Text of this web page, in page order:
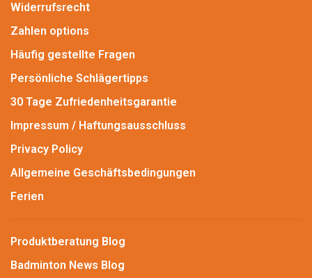
Widerrufsrecht
Zahlen options
Häufig gestellte Fragen
Persönliche Schlägertipps
30 Tage Zufriedenheitsgarantie
Impressum / Haftungsausschluss
Privacy Policy
Allgemeine Geschäftsbedingungen
Ferien
Produktberatung Blog
Badminton News Blog